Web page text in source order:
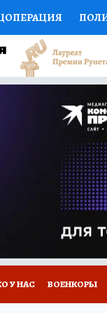
СПОРТ
НА СПОРТ
НОВОЕ
У НАС ВОЕНКОРЫ